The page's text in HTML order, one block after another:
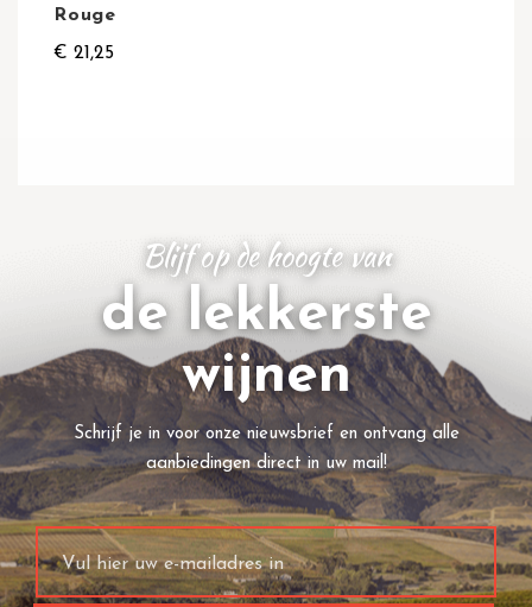
Rouge
€ 21,25
Blijf op de hoogte van
de lekkerste
wijnen
Schrijf je in voor onze nieuwsbrief en ontvang alle
aanbiedingen direct in uw mail!